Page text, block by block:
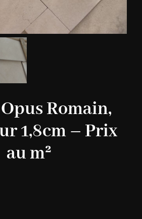
Romain,
1,8cm – Prix
au m²